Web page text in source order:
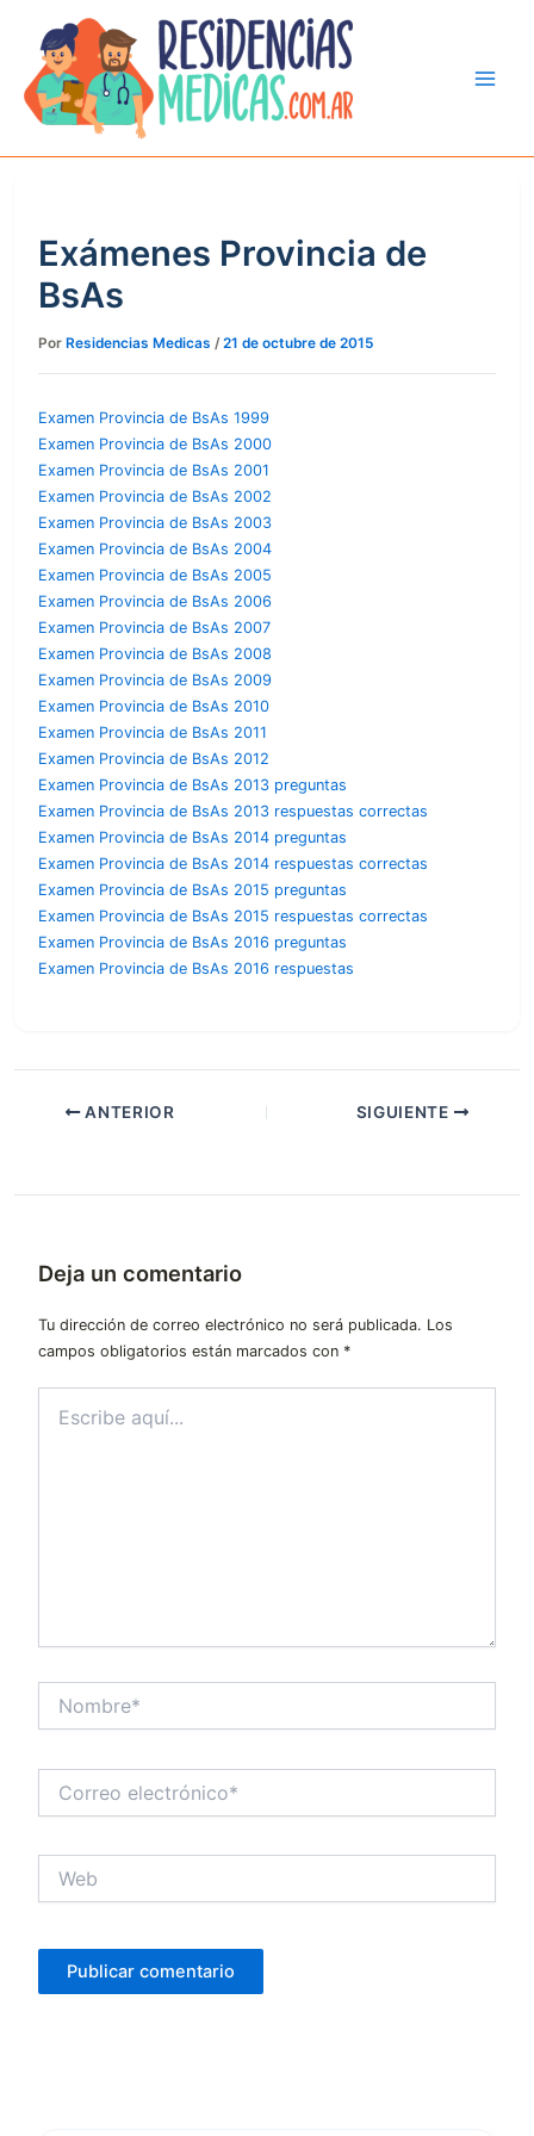
contenido
Exámenes Provincia de
BsAs
Por Residencias Medicas /21 de octubre de 2015
Examen Provincia de BsAs 1999
Examen Provincia de BsAs 2000
Examen Provincia de BsAs 2001
Examen Provincia de BsAs 2002
Examen Provincia de BsAs 2003
Examen Provincia de BsAs 2004
Examen Provincia de BsAs 2005
Examen Provincia de BsAs 2006
Examen Provincia de BsAs 2007
Examen Provincia de BsAs 2008
Examen Provincia de BsAs 2009
Examen Provincia de BsAs 2010
Examen Provincia de BsAs 2011
Examen Provincia de BsAs 2012
Examen Provincia de BsAs 2013 preguntas
Examen Provincia de BsAs 2013 respuestas correctas
Examen Provincia de BsAs 2014 preguntas
Examen Provincia de BsAs 2014 respuestas correctas
Examen Provincia de BsAs 2015 preguntas
Examen Provincia de BsAs 2015 respuestas correctas
Examen Provincia de BsAs 2016 preguntas
Examen Provincia de BsAs 2016 respuestas
ANTERIOR SIGUIENTE
Deja un comentario
Tu dirección de correo electrónico no será publicada. Los
campos obligatorios están marcados con *
aquí...
electrónico*